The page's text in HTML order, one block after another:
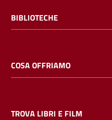
Calendario
BIBLIOTECHE
COSA OFFRIAMO
TROVA LIBRI E FILM